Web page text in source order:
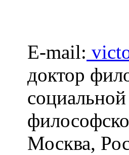
E-mail:
доктор
Москва,